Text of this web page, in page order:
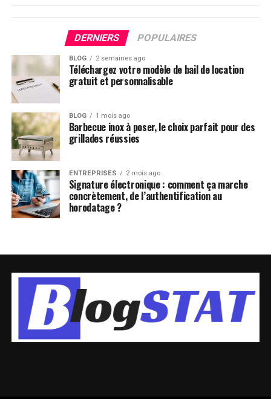
DERNIERS POPULAIRES
BLOG 2 semaines ago
Téléchargez votre modèle de bail de location
gratuit et personnalisable
BLOG 1 mois ago
Barbecue inox à poser, le choix parfait pour des
grillades réussies
ENTREPRISES 2 mois ago
Signature électronique : comment ça marche
concrètement, de l’authentification au
horodatage ?